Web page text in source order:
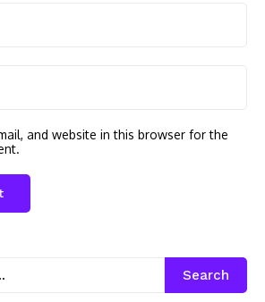
and website in this browser for the
Search